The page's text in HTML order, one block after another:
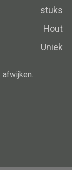
stuks
Hout
Uniek
afwijken.